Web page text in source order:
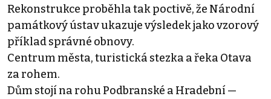
Rekonstrukce proběhla tak poctivě, že Národní
památkový ústav ukazuje výsledek jako vzorový
příklad správné obnovy.
Centrum města, turistická stezka a řeka Otava
za rohem.
Dům stojí na rohu Podbranské a Hradební —